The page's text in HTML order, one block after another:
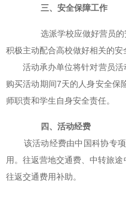
三、安全保障工作
选派学校应做好营员的
积极主动配合高校做好相关的
活动承办单位将针对营员活
购买活动期间7天的人身安全保
师职责和学生自身安全责任。
四、活动经费
该活动经费由中国科协专项
用。往返营地交通费、中转旅
往返交通费用补助。